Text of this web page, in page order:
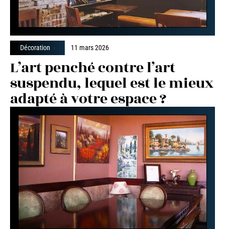
Décoration 11 mars 2026
L’art penché contre l’art
suspendu, lequel est le mieux
adapté à votre espace ?